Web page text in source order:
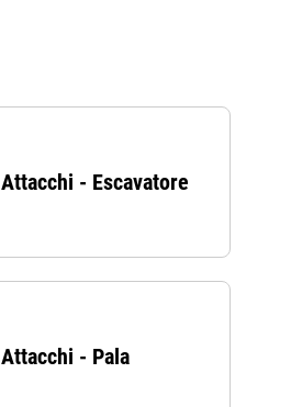
Attacchi - Escavatore
Attacchi - Pala